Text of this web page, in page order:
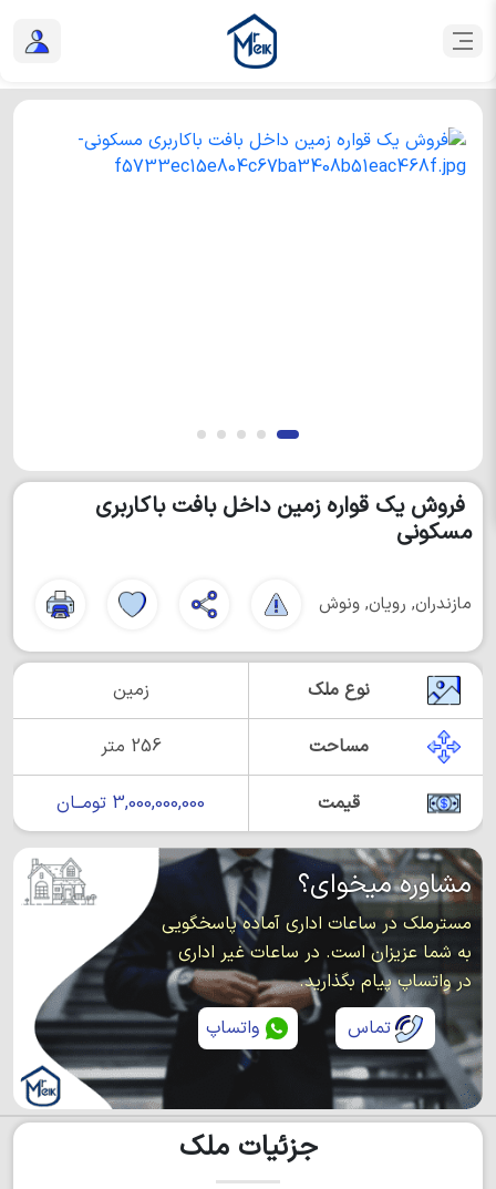
فروش یک قواره زمین داخل بافت باکاربری
مسکونی
مازندران, رویان, ونوش
نوع ملک زمین
مساحت 256 متر
قیمت 3,000,000,000 تومــان
مشاوره میخوای؟
مسترملک در ساعات اداری آماده پاسخگویی
به شما عزیزان است. در ساعات غیر اداری
در واتساپ پیام بگذارید.
تماس
واتساپ
جزئیات ملک